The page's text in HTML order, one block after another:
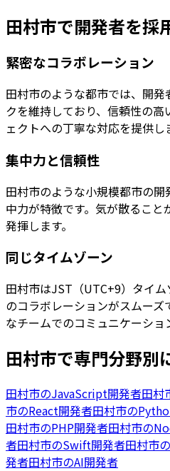
田村市で開発者を採
緊密なコラボレーション
田村市のような都市では、開
クを維持しており、信頼性の
ェクトへの丁寧な対応を提供し
集中力と信頼性
田村市のような小規模都市の
中力が特徴です。気が散るこ
発揮します。
同じタイムゾーン
田村市はJST（UTC+9）タイ
のコラボレーションがスムー
なチームでのコミュニケーショ
田村市で専門分野別
田村市のJavaScript開発者田村
市のReact開発者田村市の
田村市のPHP開発者田村市の
者田村市のSwift開発者田村市の
発者田村市のAI開発者